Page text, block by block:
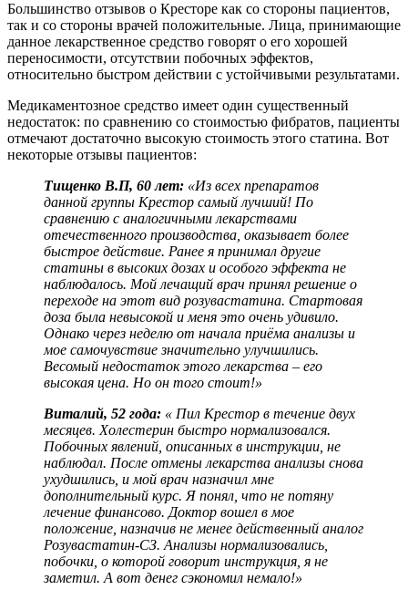
Большинство отзывов о Кресторе как со стороны пациентов,
так и со стороны врачей положительные. Лица, принимающие
данное лекарственное средство говорят о его хорошей
переносимости, отсутствии побочных эффектов,
относительно быстром действии с устойчивыми результатами.
Медикаментозное средство имеет один существенный
недостаток: по сравнению со стоимостью фибратов, пациенты
отмечают достаточно высокую стоимость этого статина. Вот
некоторые отзывы пациентов:
Тищенко В.П, 60 лет: «Из всех препаратов
данной группы Крестор самый лучший! По
сравнению с аналогичными лекарствами
отечественного производства, оказывает более
быстрое действие. Ранее я принимал другие
статины в высоких дозах и особого эффекта не
наблюдалось. Мой лечащий врач принял решение о
переходе на этот вид розувастатина. Стартовая
доза была невысокой и меня это очень удивило.
Однако через неделю от начала приёма анализы и
мое самочувствие значительно улучшились.
Весомый недостаток этого лекарства – его
высокая цена. Но он того стоит!»
Виталий, 52 года: « Пил Крестор в течение двух
месяцев. Холестерин быстро нормализовался.
Побочных явлений, описанных в инструкции, не
наблюдал. После отмены лекарства анализы снова
ухудшились, и мой врач назначил мне
дополнительный курс. Я понял, что не потяну
лечение финансово. Доктор вошел в мое
положение, назначив не менее действенный аналог
Розувастатин-СЗ. Анализы нормализовались,
побочки, о которой говорит инструкция, я не
заметил. А вот денег сэкономил немало!»